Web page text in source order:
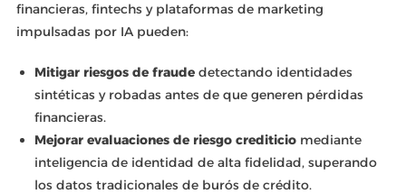
financieras, fintechs y plataformas de marketing
impulsadas por IA pueden:
Mitigar riesgos de fraudedetectando identidades
sintéticas y robadas antes de que generen pérdidas
financieras.
Mejorar evaluaciones de riesgo crediticiomediante
inteligencia de identidad de alta fidelidad, superando
los datos tradicionales de burós de crédito.